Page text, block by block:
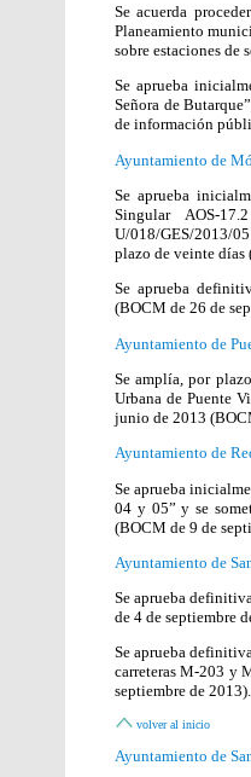
Se acuerda
Planeamiento
sobre estaciones de
Se aprueba
Señora de
de información
Ayuntamiento de
Se aprueba
Singular AOS-
U/018/GES/2013/
plazo de veinte días
Se aprueba
(BOCM de 26 de
Ayuntamiento de
Se amplía, por
Urbana de Puente
junio de 2013
Ayuntamiento de
Se aprueba
04 y 05” y se
(BOCM de 9 de
Ayuntamiento de
Se aprueba
de 4 de septiembre
Se aprueba
carreteras M-203 y
septiembre de 2013).
volver al inicio
Ayuntamiento de